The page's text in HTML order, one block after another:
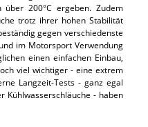
über 200°C ergeben. Zudem
trotz ihrer hohen Stabilität
gegen verschiedenste
im Motorsport Verwendung
einen einfachen Einbau,
viel wichtiger - eine extrem
Langzeit-Tests - ganz egal
Kühlwasserschläuche - haben